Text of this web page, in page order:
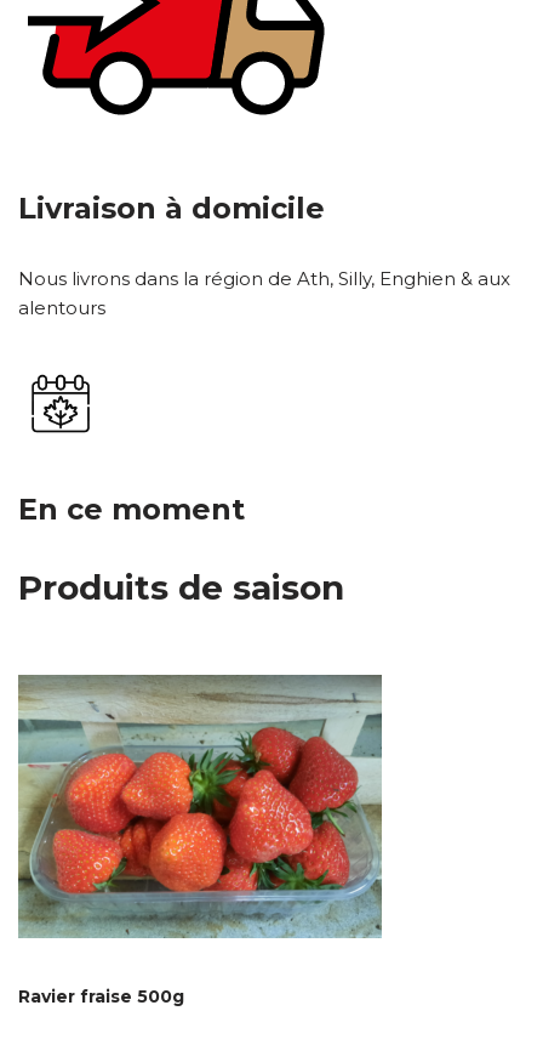
Livraison à domicile
Nous livrons dans la région de Ath, Silly, Enghien & aux
alentours
En ce moment
Produits de saison
Ravier fraise 500g